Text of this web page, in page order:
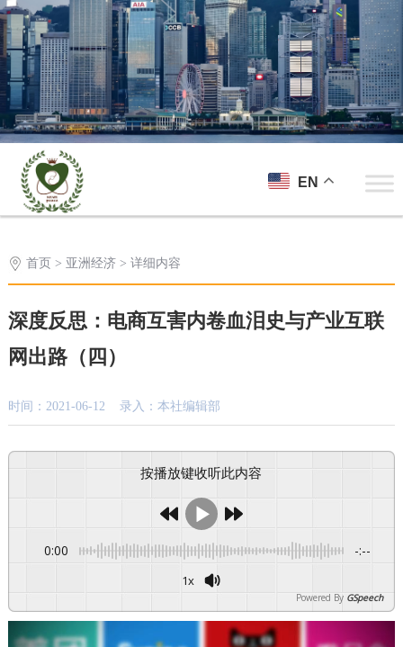
EN
首页 > 亚洲经济> 详细内容
深度反思：电商互害内卷血泪史与产业互联
网出路（四）
时间：2021-06-12 录入：本社编辑部
按播放键收听此内容
0:00 -:--
1x
Powered By GSpeech